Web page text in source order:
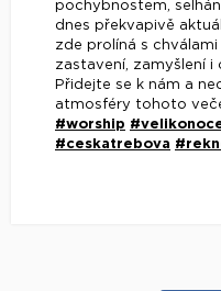
pochybnostem,
dnes překvapivě
zde prolíná s
zastavení, zamyšlení i
Přidejte se k nám a
atmosféry tohoto
#worship
#ceskatrebova